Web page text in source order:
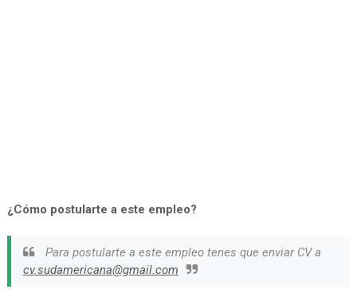
¿Cómo postularte a este empleo?
Para postularte a este empleo tenes que enviar CV a
cv.sudamericana@gmail.com